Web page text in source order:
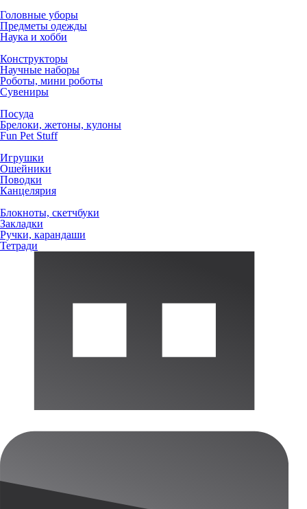
Головные уборы
Предметы одежды
Наука и хобби
Конструкторы
Научные наборы
Роботы, мини роботы
Сувениры
Посуда
Брелоки, жетоны, кулоны
Fun Pet Stuff
Игрушки
Ошейники
Поводки
Канцелярия
Блокноты, скетчбуки
Закладки
Ручки, карандаши
Тетради